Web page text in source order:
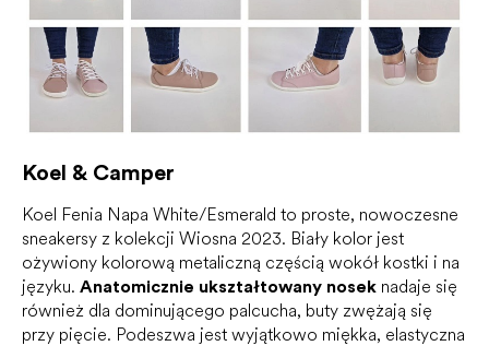
Koel & Camper
Koel Fenia Napa White/Esmerald to proste, nowoczesne
sneakersy z kolekcji Wiosna 2023. Biały kolor jest
ożywiony kolorową metaliczną częścią wokół kostki i na
języku. Anatomicznie ukształtowany nosek nadaje się
również dla dominującego palcucha, buty zwężają się
przy pięcie. Podeszwa jest wyjątkowo miękka, elastyczna